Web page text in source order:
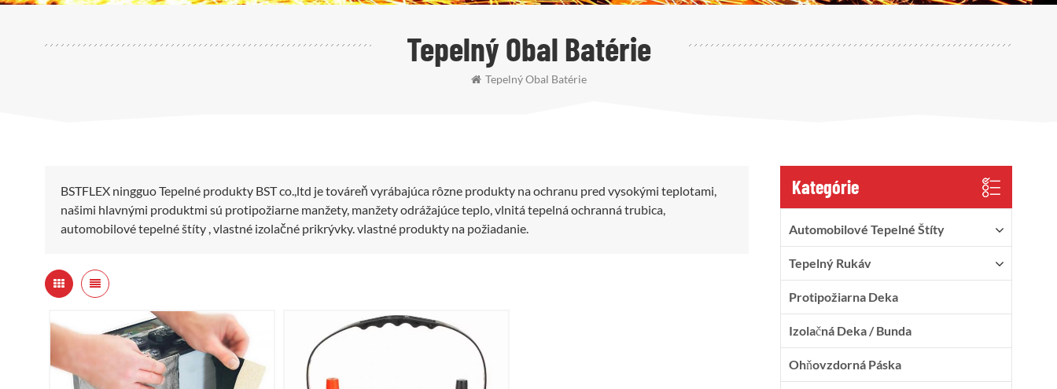
Tepelný Obal Batérie
Tepelný Obal Batérie
BSTFLEX ningguo Tepelné produkty BST co.,ltd je továreň vyrábajúca rôzne produkty na ochranu pred vysokými teplotami,
našimi hlavnými produktmi sú protipožiarne manžety, manžety odrážajúce teplo, vlnitá tepelná ochranná trubica,
automobilové tepelné štíty , vlastné izolačné prikrývky. vlastné produkty na požiadanie.
Kategórie
Automobilové Tepelné Štíty
Tepelný Rukáv
Protipožiarna Deka
Izolačná Deka / Bunda
Ohňovzdorná Páska